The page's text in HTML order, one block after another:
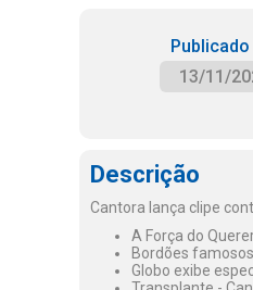
13/11/
Descrição
Cantora lança clipe
A Força do
Bordões
Globo exibe